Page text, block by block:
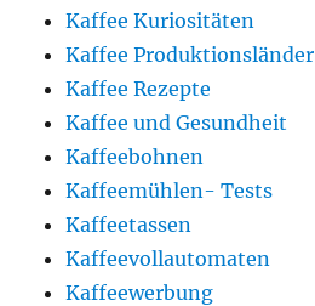
Kaffee Kuriositäten
Kaffee Produktionsländer
Kaffee Rezepte
Kaffee und Gesundheit
Kaffeebohnen
Kaffeemühlen- Tests
Kaffeetassen
Kaffeevollautomaten
Kaffeewerbung